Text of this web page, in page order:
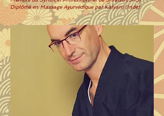
Diplômé en Massage Ayurvédique par Kalyani (Inde)